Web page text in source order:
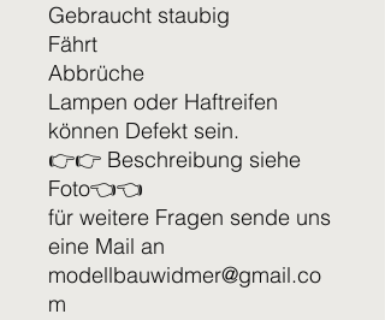
Gebraucht staubig
Fährt
Abbrüche
Lampen oder Haftreifen
können Defekt sein.
👉👉 Beschreibung siehe
Foto👈👈
für weitere Fragen sende uns
eine Mail an
modellbauwidmer@gmail.co
m